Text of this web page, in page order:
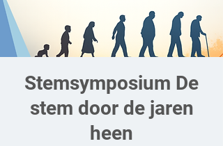
Stemsymposium De
stem door de jaren
heen